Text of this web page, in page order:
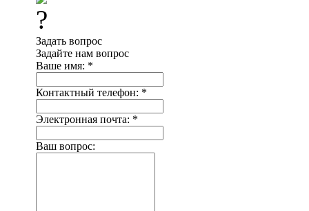
Задать вопрос
Задайте нам вопрос
Ваше имя: *
Контактный телефон: *
Электронная почта: *
Ваш вопрос: